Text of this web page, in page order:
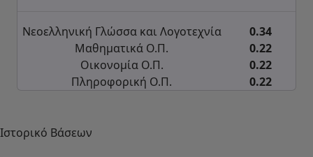
Νεοελληνική Γλώσσα και Λογοτεχνία
0.34
Μαθηματικά Ο.Π.
0.22
Οικονομία Ο.Π.
0.22
Πληροφορική Ο.Π.
0.22
Ιστορικό Βάσεων